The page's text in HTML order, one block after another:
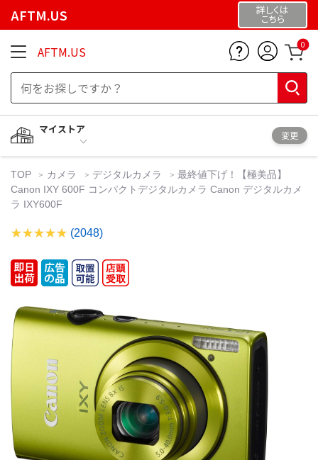
AFTM.US 詳しくは
こちら
AFTM.US 0
マイストア
変更
TOP カメラ デジタルカメラ
最終値下げ！【極美品】
Canon IXY 600F コンパクトデジタルカメラ Canon デジタルカメ
ラ IXY600F
(2048)